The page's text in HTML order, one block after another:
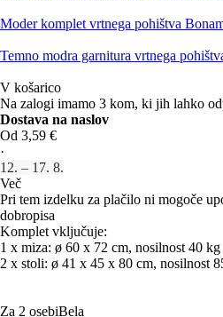
Moder komplet vrtnega pohištva
Temno modra garnitura vrtnega
V košarico
Na zalogi imamo 3 kom, ki jih lahko
Dostava na naslov
Od 3,59 €
·
12. – 17. 8.
Več
Pri tem izdelku za plačilo ni mogoče
dobropisa
Komplet vključuje:
1 x miza: ø 60 x 72 cm, nosilnost 40 kg
2 x stoli: ø 41 x 45 x 80 cm, nosilnost
Za 2 osebiBela